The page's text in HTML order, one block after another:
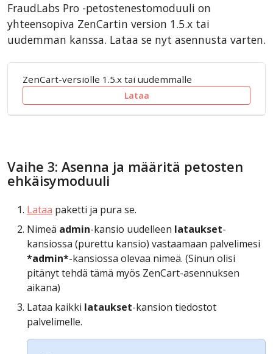
FraudLabs Pro -petostenestomoduuli on
yhteensopiva ZenCartin version 1.5.x tai
uudemman kanssa. Lataa se nyt asennusta varten.
ZenCart-versiolle 1.5.x tai uudemmalle
Lataa
Vaihe 3: Asenna ja määritä petosten
ehkäisymoduuli
Lataa paketti ja pura se.
Nimeä admin-kansio uudelleen lataukset-
kansiossa (purettu kansio) vastaamaan palvelimesi
*admin*-kansiossa olevaa nimeä. (Sinun olisi
pitänyt tehdä tämä myös ZenCart-asennuksen
aikana)
Lataa kaikki lataukset-kansion tiedostot
palvelimelle.